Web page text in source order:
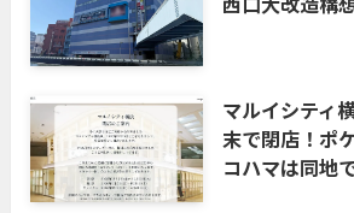
マルイシティ
末で閉店！ポ
コハマは同地